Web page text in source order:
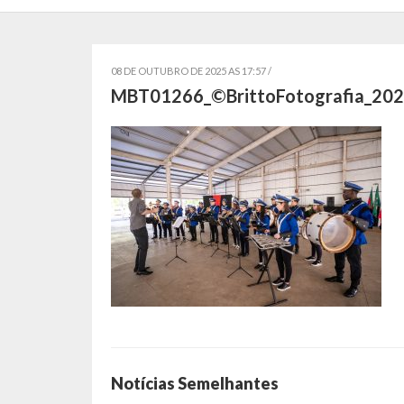
08 DE OUTUBRO DE 2025 AS 17:57 /
Notícias Semelhantes